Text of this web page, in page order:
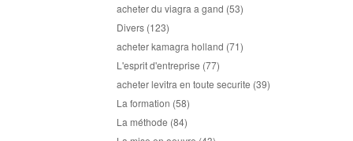
acheter du viagra a gand (53)
Divers (123)
acheter kamagra holland (71)
L'esprit d'entreprise (77)
acheter levitra en toute securite (39)
La formation (58)
La méthode (84)